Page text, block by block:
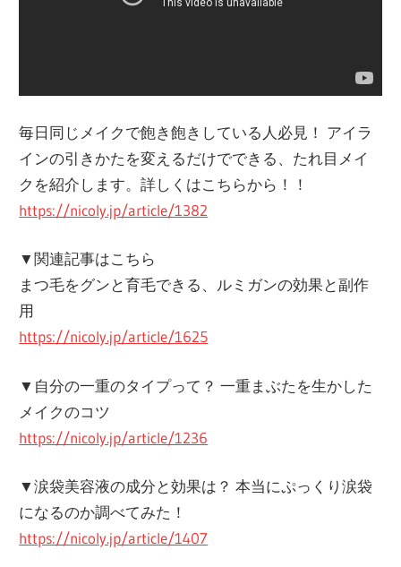
毎日同じメイクで飽き飽きしている人必見！ アイラ
インの引きかたを変えるだけでできる、たれ目メイ
クを紹介します。詳しくはこちらから！！
https://nicoly.jp/article/1382
▼関連記事はこちら
まつ毛をグンと育毛できる、ルミガンの効果と副作
用
https://nicoly.jp/article/1625
▼自分の一重のタイプって？ 一重まぶたを生かした
メイクのコツ
https://nicoly.jp/article/1236
▼涙袋美容液の成分と効果は？ 本当にぷっくり涙袋
になるのか調べてみた！
https://nicoly.jp/article/1407